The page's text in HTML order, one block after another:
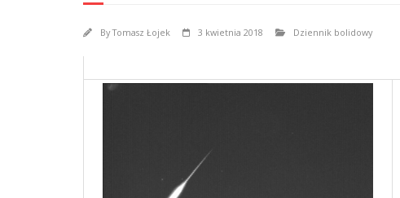
ByTomasz Łojek 3 kwietnia 2018 Dziennik bolidowy